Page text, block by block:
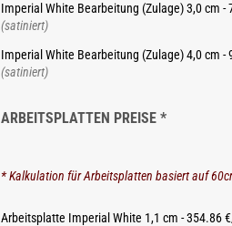
Imperial White Bearbeitung (Zulage) 3,0 cm
(satiniert)
Imperial White Bearbeitung (Zulage) 4,0 cm
(satiniert)
ARBEITSPLATTEN PREISE *
* Kalkulation für Arbeitsplatten basiert auf
Arbeitsplatte Imperial White 1,1 cm - 354.86